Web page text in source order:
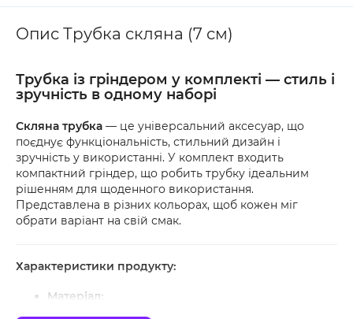
Опис Трубка скляна (7 см)
Трубка із гріндером у комплекті — стиль і
зручність в одному наборі
Скляна трубка — це універсальний аксесуар, що
поєднує функціональність, стильний дизайн і
зручність у використанні. У комплект входить
компактний гріндер, що робить трубку ідеальним
рішенням для щоденного використання.
Представлена в різних кольорах, щоб кожен міг
обрати варіант на свій смак.
Характеристики продукту:
Матеріал: